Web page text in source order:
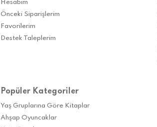
Hesabım
Önceki Siparişlerim
Favorilerim
Destek Taleplerim
Popüler Kategoriler
Yaş Gruplarına Göre Kitaplar
Ahşap Oyuncaklar